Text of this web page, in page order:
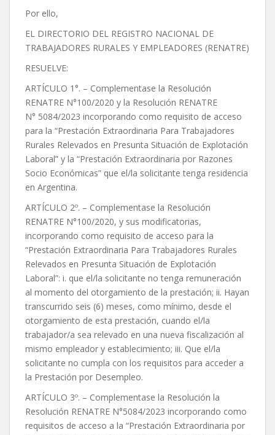
Por ello,
EL DIRECTORIO DEL REGISTRO NACIONAL DE
TRABAJADORES RURALES Y EMPLEADORES (RENATRE)
RESUELVE:
ARTÍCULO 1°. – Complementase la Resolución
RENATRE N°100/2020 y la Resolución RENATRE
N° 5084/2023 incorporando como requisito de acceso
para la “Prestación Extraordinaria Para Trabajadores
Rurales Relevados en Presunta Situación de Explotación
Laboral” y la “Prestación Extraordinaria por Razones
Socio Económicas” que el/la solicitante tenga residencia
en Argentina.
ARTÍCULO 2º. – Complementase la Resolución
RENATRE N°100/2020, y sus modificatorias,
incorporando como requisito de acceso para la
“Prestación Extraordinaria Para Trabajadores Rurales
Relevados en Presunta Situación de Explotación
Laboral”: i. que el/la solicitante no tenga remuneración
al momento del otorgamiento de la prestación; ii. Hayan
transcurrido seis (6) meses, como mínimo, desde el
otorgamiento de esta prestación, cuando el/la
trabajador/a sea relevado en una nueva fiscalización al
mismo empleador y establecimiento; iii. Que el/la
solicitante no cumpla con los requisitos para acceder a
la Prestación por Desempleo.
ARTÍCULO 3º. – Complementase la Resolución la
Resolución RENATRE N°5084/2023 incorporando como
requisitos de acceso a la “Prestación Extraordinaria por